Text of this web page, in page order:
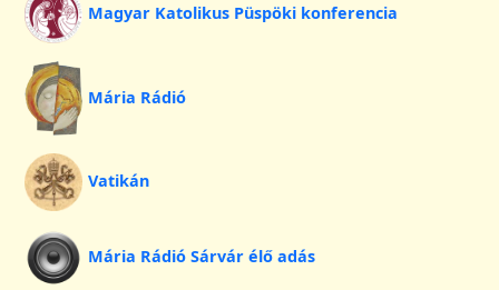
Magyar Katolikus Püspöki konferencia
Mária Rádió
Vatikán
Mária Rádió Sárvár élő adás